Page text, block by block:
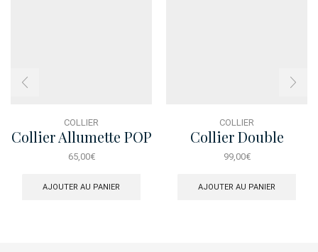
COLLIER
Collier Allumette POP
65,00€
AJOUTER AU PANIER
COLLIER
Collier Double
Chaine Brillant
99,00€
AJOUTER AU PANIER